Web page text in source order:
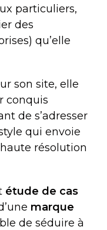
particuliers,
des
qu’elle
son site, elle
conquis
de s’adresser
qui envoie
résolution
étude de cas
marque
de séduire à